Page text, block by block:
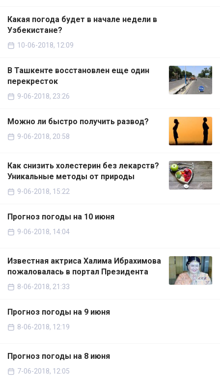
Какая погода будет в начале недели в
Узбекистане?
10-06-2018, 12:09
В Ташкенте восстановлен еще один
перекресток
9-06-2018, 23:26
Можно ли быстро получить развод?
9-06-2018, 20:58
Как снизить холестерин без лекарств?
Уникальные методы от природы
9-06-2018, 15:22
Прогноз погоды на 10 июня
9-06-2018, 14:04
Известная актриса Халима Ибрахимова
пожаловалась в портал Президента
8-06-2018, 21:33
Прогноз погоды на 9 июня
8-06-2018, 12:19
Прогноз погоды на 8 июня
7-06-2018, 12:05